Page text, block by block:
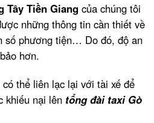
Tây Tiền Giang của chúng tôi
những thông tin cần thiết về
số phương tiện… Do đó, độ an
hơn.
thể liên lạc lại với tài xế để
khiếu nại lên tổng đài taxi Gò